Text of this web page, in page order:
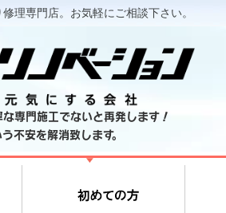
理専門店。お気軽にご相談下さい。
専門施工でないと再発します！
不安を解消致します。